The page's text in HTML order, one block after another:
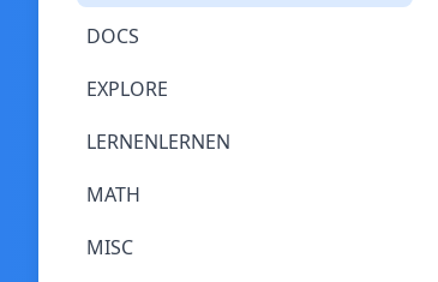
DOCS
EXPLORE
LERNENLERNEN
MATH
MISC